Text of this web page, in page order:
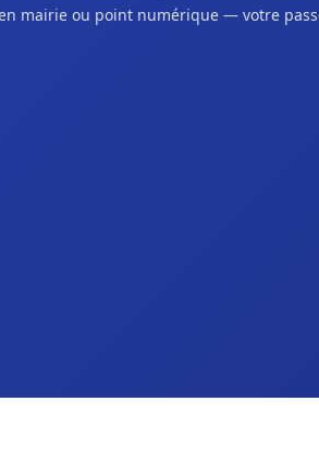
mairie ou point numérique — votre